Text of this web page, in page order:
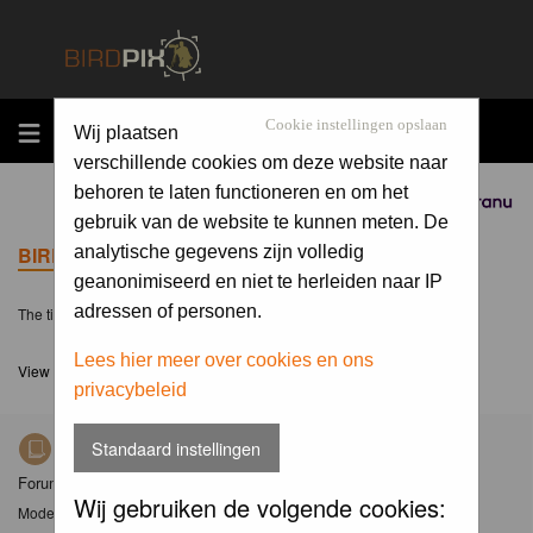
MENU
Sponsored by
Cookie instellingen opslaan
Wij plaatsen
verschillende cookies om deze website naar
behoren te laten functioneren en om het
gebruik van de website te kunnen meten. De
analytische gegevens zijn volledig
geanonimiseerd en niet te herleiden naar IP
adressen of personen.
Lees hier meer over cookies en ons
privacybeleid
Standaard instellingen
Wij gebruiken de volgende cookies:
BIRDPIX.NL FORUM INDEX
The time now is Sat 08 Aug 2026, 10:02
View unanswered posts
Nieuws
Forum met nieuwsberichten over Birdpix
ModeratorModerators